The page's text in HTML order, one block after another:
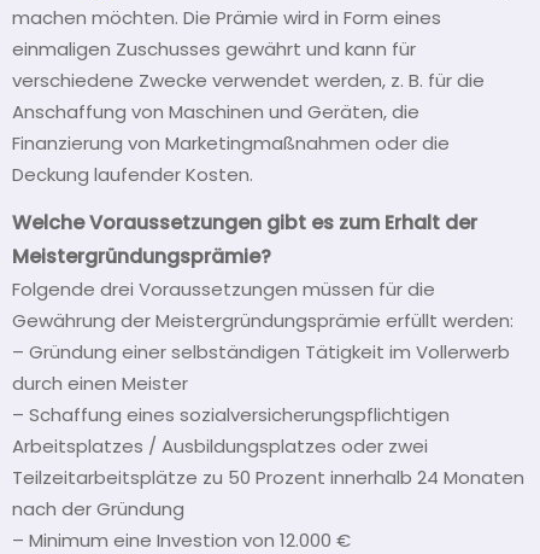
machen möchten. Die Prämie wird in Form eines
einmaligen Zuschusses gewährt und kann für
verschiedene Zwecke verwendet werden, z. B. für die
Anschaffung von Maschinen und Geräten, die
Finanzierung von Marketingmaßnahmen oder die
Deckung laufender Kosten.
Welche Voraussetzungen gibt es zum Erhalt der
Meistergründungsprämie?
Folgende drei Voraussetzungen müssen für die
Gewährung der Meistergründungsprämie erfüllt werden:
– Gründung einer selbständigen Tätigkeit im Vollerwerb
durch einen Meister
– Schaffung eines sozialversicherungspflichtigen
Arbeitsplatzes / Ausbildungsplatzes oder zwei
Teilzeitarbeitsplätze zu 50 Prozent innerhalb 24 Monaten
nach der Gründung
– Minimum eine Investion von 12.000 €